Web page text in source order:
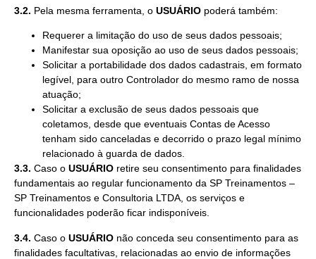
3.2. Pela mesma ferramenta, o USUÁRIO poderá também:
Requerer a limitação do uso de seus dados pessoais;
Manifestar sua oposição ao uso de seus dados pessoais;
Solicitar a portabilidade dos dados cadastrais, em formato
legível, para outro Controlador do mesmo ramo de nossa
atuação;
Solicitar a exclusão de seus dados pessoais que
coletamos, desde que eventuais Contas de Acesso
tenham sido canceladas e decorrido o prazo legal mínimo
relacionado à guarda de dados.
3.3. Caso o USUÁRIO retire seu consentimento para finalidades
fundamentais ao regular funcionamento da SP Treinamentos –
SP Treinamentos e Consultoria LTDA, os serviços e
funcionalidades poderão ficar indisponíveis.
3.4. Caso o USUÁRIO não conceda seu consentimento para as
finalidades facultativas, relacionadas ao envio de informações